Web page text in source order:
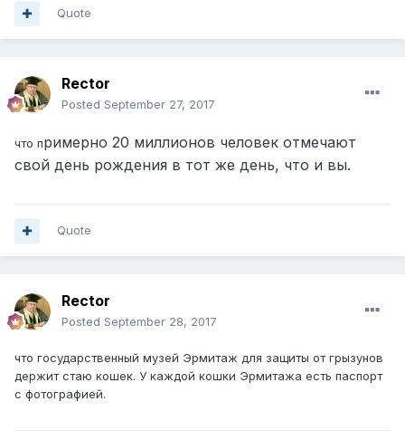
Quote
Rector
Posted September 27, 2017
что примерно 20 миллионов человек отмечают
свой день рождения в тот же день, что и вы.
Quote
Rector
Posted September 28, 2017
что государственный музей Эрмитаж для защиты от грызунов
держит стаю кошек. У каждой кошки Эрмитажа есть паспорт
с фотографией.